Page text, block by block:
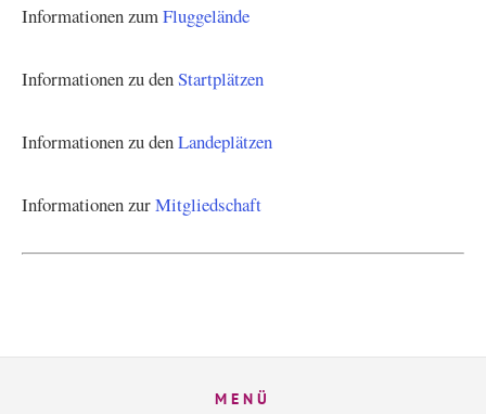
Informationen zumFluggelände
Informationen zu denStartplätzen
Informationen zu denLandeplätzen
Informationen zurMitgliedschaft
MENÜ